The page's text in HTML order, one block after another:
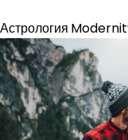
Астрология